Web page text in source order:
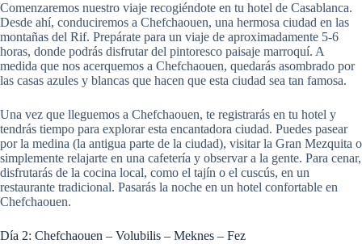
Comenzaremos nuestro viaje recogiéndote en tu hotel de Casablanca.
Desde ahí, conduciremos a Chefchaouen, una hermosa ciudad en las
montañas del Rif. Prepárate para un viaje de aproximadamente 5-6
horas, donde podrás disfrutar del pintoresco paisaje marroquí. A
medida que nos acerquemos a Chefchaouen, quedarás asombrado por
las casas azules y blancas que hacen que esta ciudad sea tan famosa.
Una vez que lleguemos a Chefchaouen, te registrarás en tu hotel y
tendrás tiempo para explorar esta encantadora ciudad. Puedes pasear
por la medina (la antigua parte de la ciudad), visitar la Gran Mezquita o
simplemente relajarte en una cafetería y observar a la gente. Para cenar,
disfrutarás de la cocina local, como el tajín o el cuscús, en un
restaurante tradicional. Pasarás la noche en un hotel confortable en
Chefchaouen.
Día 2: Chefchaouen – Volubilis – Meknes – Fez